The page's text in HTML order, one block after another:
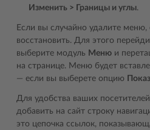
Изменить > Границы и углы.
Если вы случайно удалите
восстановить. Для этого
выберите модуль Меню и
на странице. Меню будет
― если вы выберете опцию
Для удобства ваших
добавить на сайт строку
это цепочка ссылок,